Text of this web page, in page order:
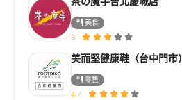
美食
3
美而堅健康鞋（台中門市）
零售
4.7